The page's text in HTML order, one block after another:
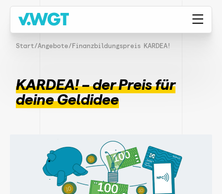
Start/Angebote/ Finanzbildungspreis KARDEA!
KARDEA! – der Preis für
deine Geldidee